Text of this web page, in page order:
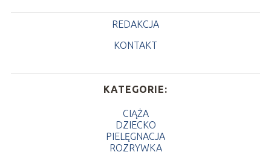
REDAKCJA
KONTAKT
KATEGORIE:
CIĄŻA
DZIECKO
PIELĘGNACJA
ROZRYWKA